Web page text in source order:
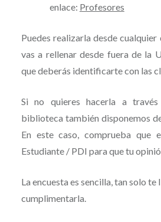
enlace: Profesores
Puedes realizarla desde
vas a rellenar desde fuera de la
que deberás identificarte con las
Si no quieres hacerla a
biblioteca también disponemos
En este caso, comprueba que
Estudiante / PDI para que tu
La encuesta es sencilla, tan solo te
cumplimentarla.